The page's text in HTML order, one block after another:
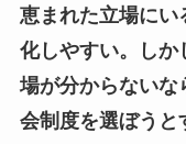
恵まれた立場にい
化しやすい。しか
場が分からないな
会制度を選ぼうと